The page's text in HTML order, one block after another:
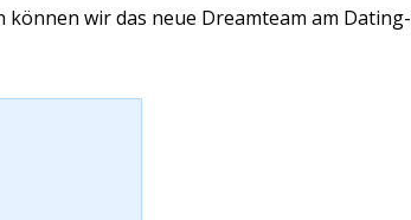
wir das neue Dreamteam am Dating-